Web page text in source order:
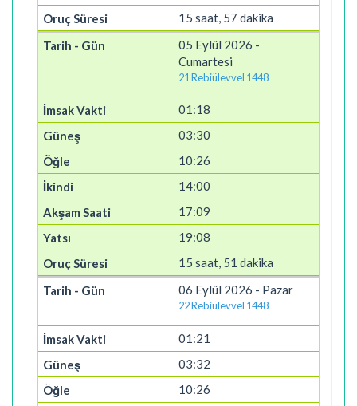
15 saat, 57 dakika
05 Eylül 2026 -
Cumartesi
21 Rebiülevvel 1448
01:18
03:30
10:26
14:00
17:09
19:08
15 saat, 51 dakika
06 Eylül 2026 - Pazar
22 Rebiülevvel 1448
01:21
03:32
10:26